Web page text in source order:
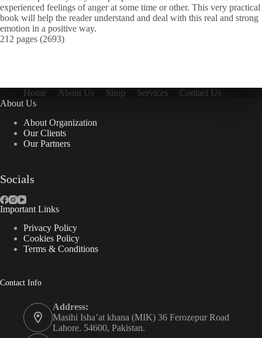
experienced feelings of anger at some time or other. This very practical
book will help the reader understand and deal with this real and strong
emotion in a positive way.
212 pages (2693)
Home About Us Shop Services
Contact Us
About Us
About Organization
Our Clients
Our Partners
Socials
Important Links
Privacy Policy
Cookies Policy
Terms & Conditions
Contact Info
Address:
Masihi Isha’at khana (MIK) 36 Ferozepur Road
Lahore. 54600, Pakistan.